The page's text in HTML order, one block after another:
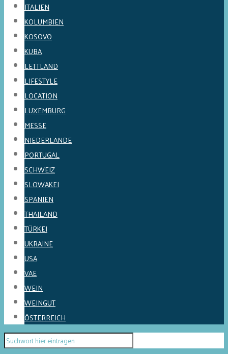
ITALIEN
KOLUMBIEN
KOSOVO
KUBA
LETTLAND
LIFESTYLE
LOCATION
LUXEMBURG
MESSE
NIEDERLANDE
PORTUGAL
SCHWEIZ
SLOWAKEI
SPANIEN
THAILAND
TÜRKEI
UKRAINE
USA
VAE
WEIN
WEINGUT
ÖSTERREICH